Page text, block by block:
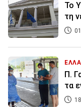
Το
τη
Π.
τα